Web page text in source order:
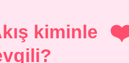
kiminle